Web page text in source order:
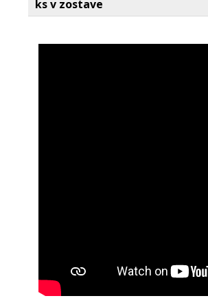
ks v zostave